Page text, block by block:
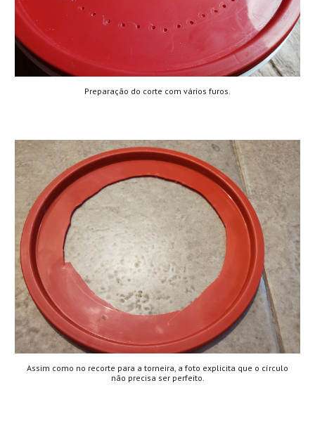
Preparação do corte com vários furos.
Assim como no recorte para a torneira, a foto explicita que o círculo
não precisa ser perfeito.